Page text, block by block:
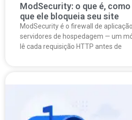
ModSecurity: o que é,
que ele bloqueia seu site
ModSecurity é o firewall de
servidores de hospedagem — um
lê cada requisição HTTP antes de